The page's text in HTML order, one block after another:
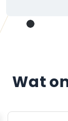
Wat